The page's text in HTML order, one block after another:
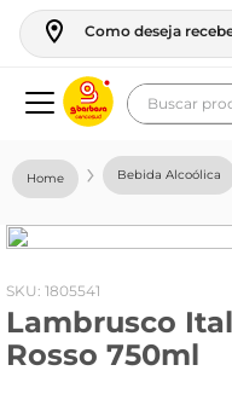
Como deseja
Buscar
Bebida Alcoólica
: 1805541
Lambrusco
Rosso 750ml
geladeira
fogao
café
cerveja